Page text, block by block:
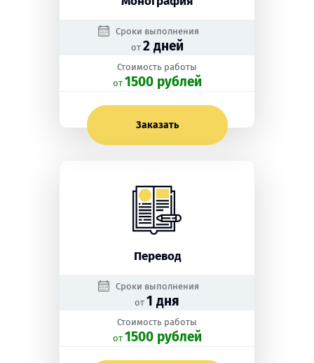
Сроки выполнения
от 2 дней
Стоимость работы
oт 1500 рублей
Заказать
Перевод
Сроки выполнения
от 1 дня
Стоимость работы
oт 1500 рублей